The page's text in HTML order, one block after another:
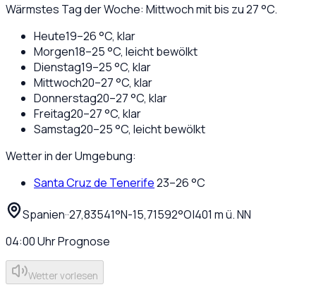
Wärmstes Tag der Woche: Mittwoch mit bis zu 27 °C.
Heute19–26°C, klar
Morgen18–25°C, leicht bewölkt
Dienstag19–25°C, klar
Mittwoch20–27°C, klar
Donnerstag20–27°C, klar
Freitag20–27°C, klar
Samstag20–25°C, leicht bewölkt
Wetter in der Umgebung:
Santa Cruz de Tenerife23–26°C
Spanien··27,83541°N-15,71592°O|401 m ü. NN
04:00UhrPrognose
Wetter vorlesen